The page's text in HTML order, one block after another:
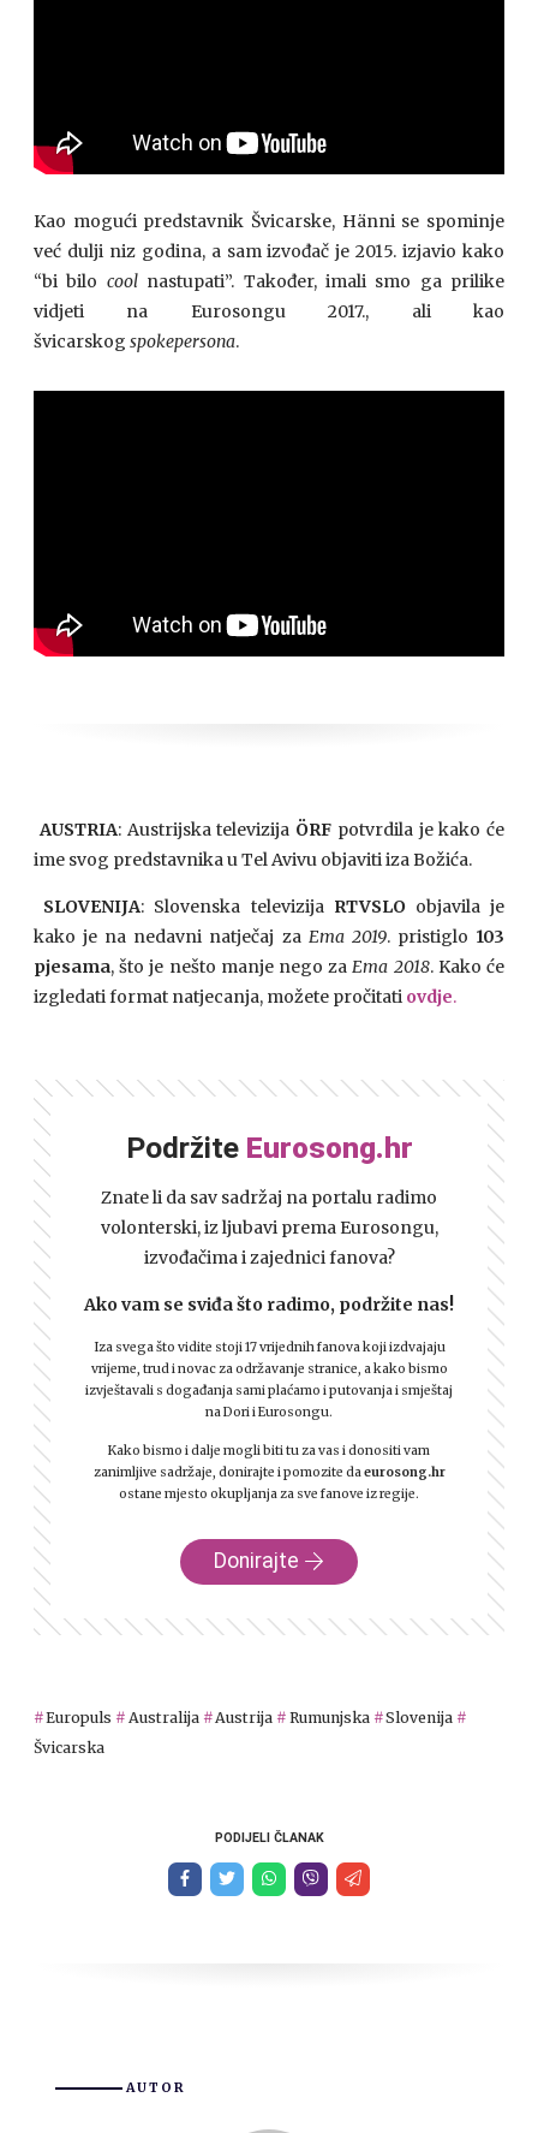
Kao mogući predstavnik Švicarske, Hänni se spominje
već dulji niz godina, a sam izvođač je 2015. izjavio kako
“bi bilo coolnastupati”. Također, imali smo ga prilike
vidjeti na Eurosongu 2017., ali kao
švicarskog spokepersona.
AUSTRIA: Austrijska televizija ÖRF potvrdila je kako će
ime svog predstavnika u Tel Avivu objaviti iza Božića.
SLOVENIJA: Slovenska televizija RTVSLOobjavila je
kako je na nedavni natječaj za Ema 2019. pristiglo 103
pjesama, što je nešto manje nego za Ema 2018. Kako će
izgledati format natjecanja, možete pročitati ovdje.
Podržite Eurosong.hr
Znate li da sav sadržaj na portalu radimo
volonterski, iz ljubavi prema Eurosongu,
izvođačima i zajednici fanova?
Ako vam se sviđa što radimo, podržite nas!
Iza svega što vidite stoji 17 vrijednih fanova koji izdvajaju
vrijeme, trud i novac za održavanje stranice, a kako bismo
izvještavali s događanja sami plaćamo i putovanja i smještaj
na Dori i Eurosongu.
Kako bismo i dalje mogli biti tu za vas i donositi vam
zanimljive sadržaje, donirajte i pomozite da eurosong.hr
ostane mjesto okupljanja za sve fanove iz regije.
Donirajte
Europuls Australija Austrija Rumunjska
Slovenija
Švicarska
PODIJELI ČLANAK
AUTOR